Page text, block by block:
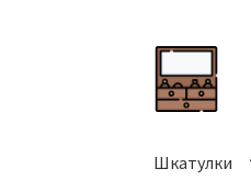
Перейти
к
навигации
Перейти
к
содержимому
Шкатулки